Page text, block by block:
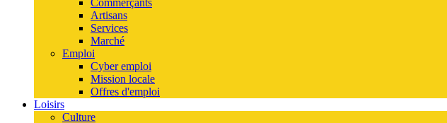
Commerçants
Artisans
Services
Marché
Emploi
Cyber emploi
Mission locale
Offres d'emploi
Loisirs
Culture